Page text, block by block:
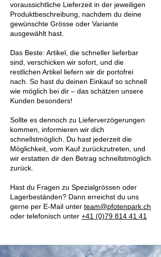
voraussichtliche Lieferzeit in der jeweiligen
Produktbeschreibung, nachdem du deine
gewünschte Grösse oder Variante
ausgewählt hast.
Das Beste: Artikel, die schneller lieferbar
sind, verschicken wir sofort, und die
restlichen Artikel liefern wir dir portofrei
nach. So hast du deinen Einkauf so schnell
wie möglich bei dir – das schätzen unsere
Kunden besonders!
Sollte es dennoch zu Lieferverzögerungen
kommen, informieren wir dich
schnellstmöglich. Du hast jederzeit die
Möglichkeit, vom Kauf zurückzutreten, und
wir erstatten dir den Betrag schnellstmöglich
zurück.
Hast du Fragen zu Spezialgrössen oder
Lagerbeständen? Dann erreichst du uns
gerne per E-Mail unter team@pfotenpark.ch
oder telefonisch unter +41 (0)79 814 41 41